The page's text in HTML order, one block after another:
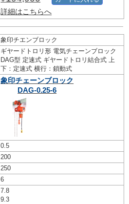
詳細はこちらへ
象印チエンブロック
ギヤードトロリ形 電気チェーンブロック
DAG型 定速式 ギヤードトロリ結合式 上
下：定速式 横行：鎖動式
象印チェーンブロック
DAG-0.25-6
0.5
200
250
6
7.8
9.3